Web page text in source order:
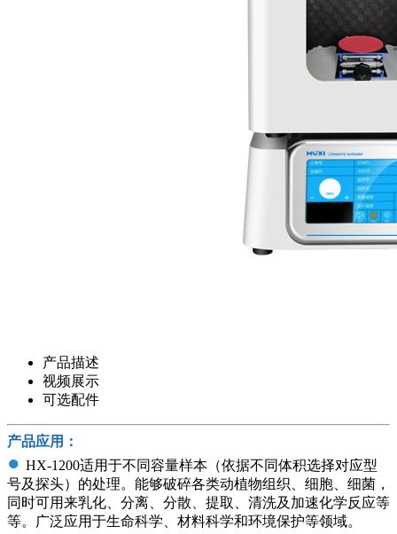
产品描述
视频展示
可选配件
产品应用：
● HX-1200适用于不同容量样本（依据不同体积选择对应型
号及探头）的处理。能够破碎各类动植物组织、细胞、细菌，
同时可用来乳化、分离、分散、提取、清洗及加速化学反应等
等。广泛应用于生命科学、材料科学和环境保护等领域。